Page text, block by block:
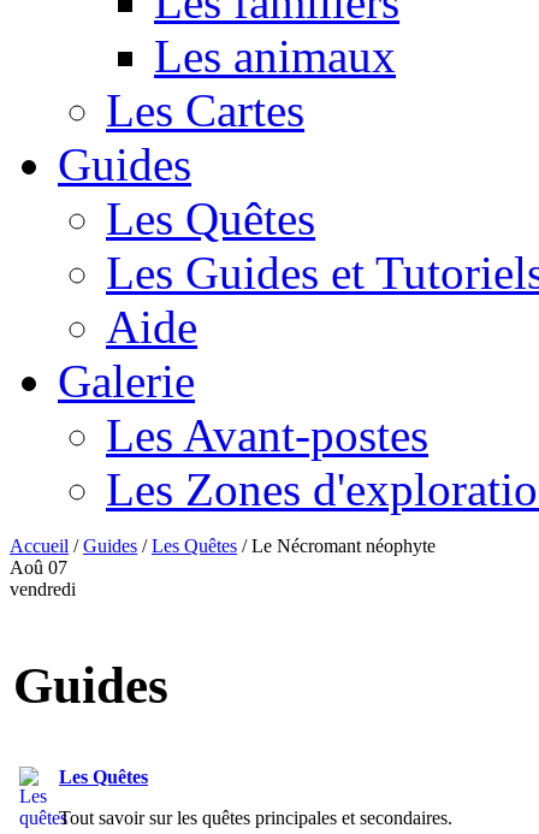
Les animaux
Les Cartes
Guides
Les Quêtes
Les Guides et
Aide
Galerie
Les Avant-postes
Les Zones
Accueil /Guides /Les Quêtes /Le Nécromant néophyte
Aoû 07
vendredi
Guides
Les Quêtes
Tout savoir sur les quêtes principales et secondaires.